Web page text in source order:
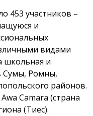
453 участников –
и
видами
школьная и
Сумы, Ромны,
районов.
Camara (страна
(Тиес).